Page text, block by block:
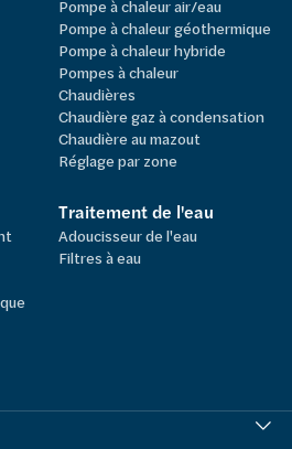
Pompe à chaleur air/eau
Pompe à chaleur géothermique
Pompe à chaleur hybride
Pompes à chaleur
Chaudières
Chaudière gaz à condensation
Chaudière au mazout
Réglage par zone
Traitement de l'eau
Adoucisseur de l'eau
Filtres à eau